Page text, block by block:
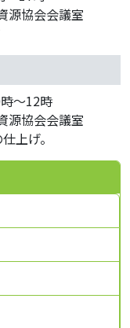
源協会会議室
～12時
源協会会議室
上げ。